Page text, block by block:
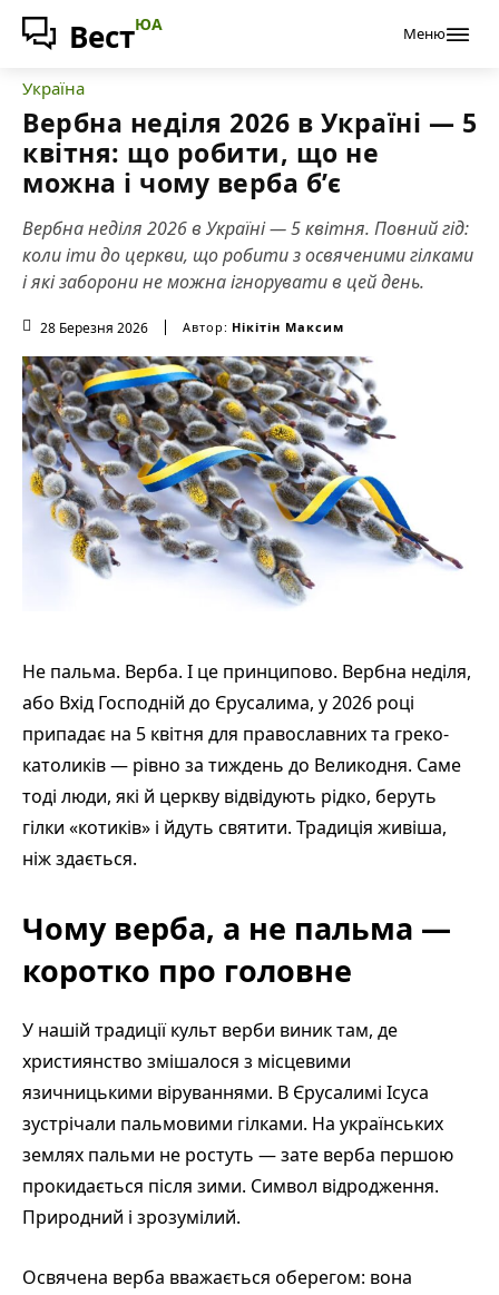
ВестЮА Меню
Україна
Вербна неділя 2026 в Україні — 5
квітня: що робити, що не
можна і чому верба б’є
Вербна неділя 2026 в Україні — 5 квітня. Повний гід:
коли іти до церкви, що робити з освяченими гілками
і які заборони не можна ігнорувати в цей день.
28 Березня 2026 Автор: Нікітін Максим
Не пальма. Верба. І це принципово. Вербна неділя,
або Вхід Господній до Єрусалима, у 2026 році
припадає на 5 квітня для православних та греко-
католиків — рівно за тиждень до Великодня. Саме
тоді люди, які й церкву відвідують рідко, беруть
гілки «котиків» і йдуть святити. Традиція живіша,
ніж здається.
Чому верба, а не пальма —
коротко про головне
У нашій традиції культ верби виник там, де
християнство змішалося з місцевими
язичницькими віруваннями. В Єрусалимі Ісуса
зустрічали пальмовими гілками. На українських
землях пальми не ростуть — зате верба першою
прокидається після зими. Символ відродження.
Природний і зрозумілий.
Освячена верба вважається оберегом: вона